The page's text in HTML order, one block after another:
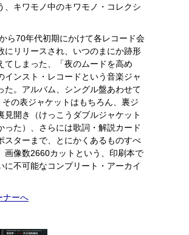
、キワモノ中のキワモノ・コレクシ
ら70年代初期にかけて各レコード会
にリリースされ、いつのまにか跡形
てしまった、「夜のムードを高め
インスト・レコードという音楽ジャ
た。アルバム、シングル盤あわせて
の表ジャケットはもちろん、裏ジ
見開き（けっこうダブルジャケット
った）、さらには歌詞・解説カード
スターまで、とにかくあるものすべ
画像数2660カットという、印刷本で
に不可能なコンプリート・アーカイ
ナーへ